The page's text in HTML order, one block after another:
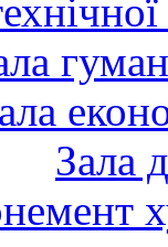
Зала